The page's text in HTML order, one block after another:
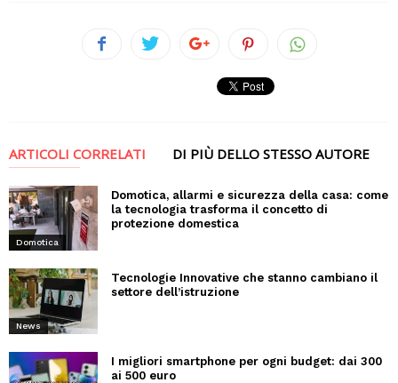
ARTICOLI CORRELATI DI PIÙ DELLO STESSO AUTORE
Domotica
Domotica, allarmi e sicurezza della casa: come
la tecnologia trasforma il concetto di
protezione domestica
News
Tecnologie Innovative che stanno cambiano il
settore dell’istruzione
I migliori smartphone per ogni budget: dai 300
ai 500 euro